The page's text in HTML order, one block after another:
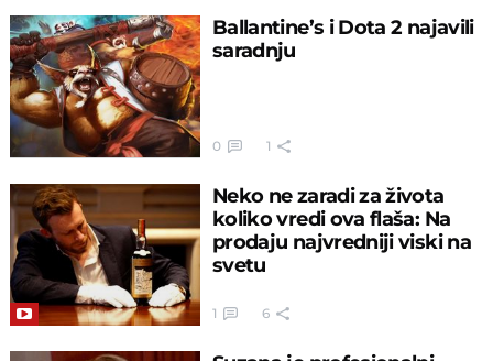
Ballantine’s i Dota 2 najavili
saradnju
0 1
Neko ne zaradi za života
koliko vredi ova flaša: Na
prodaju najvredniji viski na
svetu
1 6